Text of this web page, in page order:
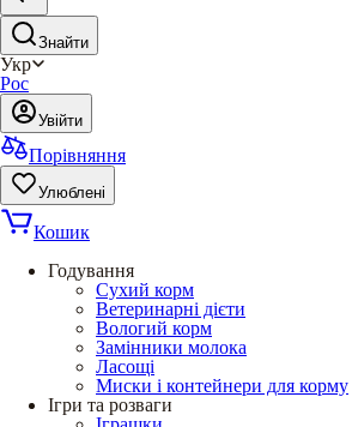
Знайти
Укр
Рос
Увійти
Порівняння
Улюблені
Кошик
Годування
Сухий корм
Ветеринарні дієти
Вологий корм
Замінники молока
Ласощі
Миски і контейнери для корму
Ігри та розваги